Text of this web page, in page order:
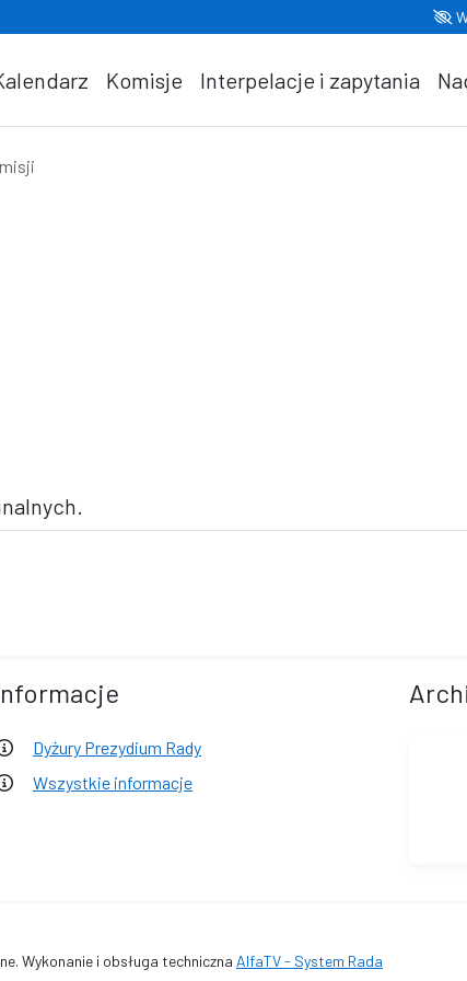
Komisje Interpelacje i zapytania
Dyżury Prezydium Rady
Wszystkie informacje
Wykonanie i obsługa techniczna AlfaTV - System Rada